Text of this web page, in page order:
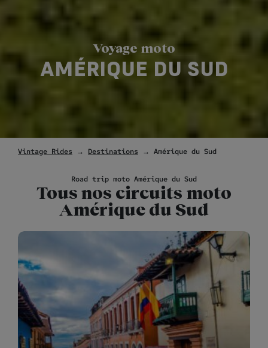
Voyage moto
AMÉRIQUE DU SUD
Vintage Rides → Destinations → Amérique du Sud
Road trip moto Amérique du Sud
Tous nos circuits moto
Amérique du Sud